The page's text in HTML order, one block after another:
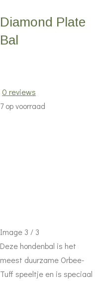
Diamond Plate
Bal
0 reviews
7 op voorraad
Image 3 / 3
Deze hondenbal is het
meest duurzame Orbee-
Tuff speeltje en is speciaal